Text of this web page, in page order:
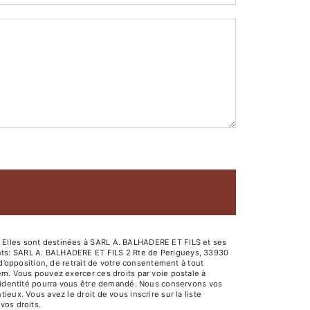
sont destinées à SARL A. BALHADERE ET FILS et ses
A. BALHADERE ET FILS 2 Rte de Perigueys, 33930
de retrait de votre consentement à tout
Vous pouvez exercer ces droits par voie postale à
pourra vous être demandé. Nous conservons vos
Vous avez le droit de vous inscrire sur la liste
droits.